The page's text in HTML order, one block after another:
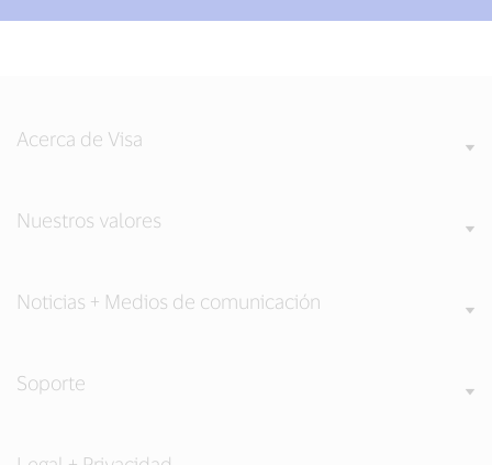
Acerca de Visa
Nuestros valores
Noticias + Medios de comunicación
Soporte